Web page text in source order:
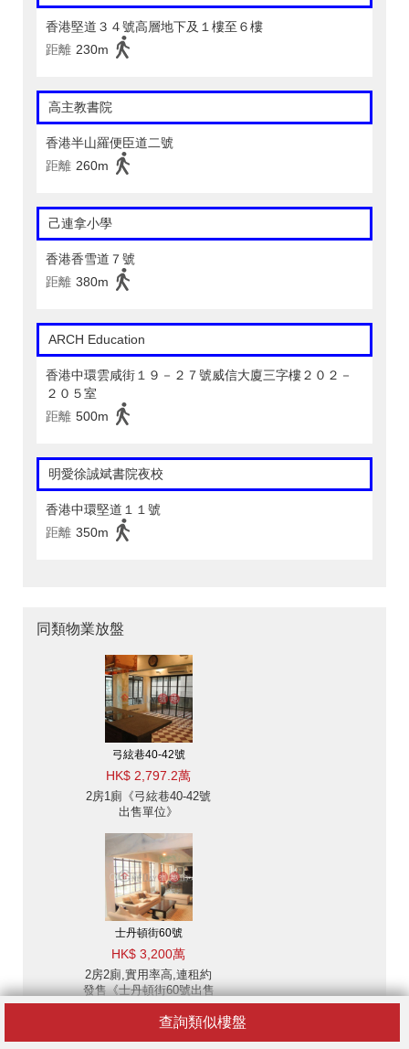
查詢類似樓盤
香港堅道３４號高層地下及１樓至６樓
距離 230m
高主教書院
香港半山羅便臣道二號
距離 260m
己連拿小學
香港香雪道７號
距離 380m
ARCH Education
香港中環雲咸街１９－２７號威信大廈三字樓２０２－
２０５室
距離 500m
明愛徐誠斌書院夜校
香港中環堅道１１號
距離 350m
同類物業放盤
弓絃巷40-42號
HK$ 2,797.2萬
2房1廁《弓絃巷40-42號
出售單位》
士丹頓街60號
HK$ 3,200萬
2房2廁,實用率高,連租約
發售《士丹頓街60號出售
單位》